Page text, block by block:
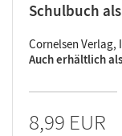
Schulbuch
Cornelsen Verlag,
Auch erhältlich als
8,99 EUR